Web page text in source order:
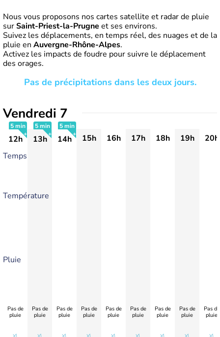
Nous vous proposons nos cartes satellite et radar de pluie
surSaint-Priest-la-Prugne et ses environs.
Suivez les déplacements, en temps réel, des nuages et de la
pluie en Auvergne-Rhône-Alpes.
Activez les impacts de foudre pour suivre le déplacement
des orages.
Pas de précipitations dans les deux jours.
Vendredi 7
5 min
12h
5 min
13h
5 min
14h 15h 16h 17h 18h 19h
20h
Temps
Température
Pluie
Pas de
pluie
Pas de
pluie
Pas de
pluie
Pas de
pluie
Pas de
pluie
Pas de
pluie
Pas de
pluie
Pas de
pluie
Pas de
pluie